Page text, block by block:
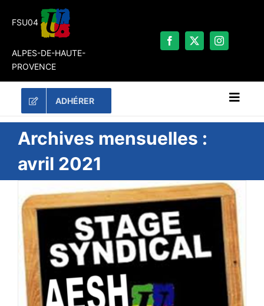
FSU04
ALPES-DE-HAUTE-
PROVENCE
ADHÉRER
RECHERCHER:
#ACTUALITÉS
LA FSU 04
DOSSIERS
PUBLICATIONS
#ACTIONS
Archives mensuelles :
avril 2021